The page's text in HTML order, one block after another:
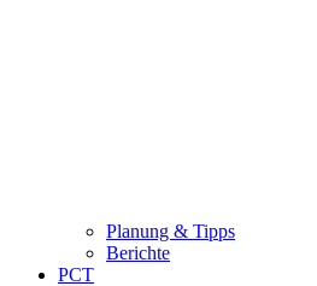
Planung & Tipps
Berichte
PCT